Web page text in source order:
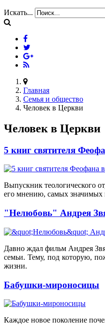
Искать...
Главная
Семья и общество
Человек в Церкви
Человек в Церкви
5 книг святителя
Выпускник теологического
его мнению, самых значимых
"Нелюбовь" Андрея
Давно ждал фильм Андрея
семьи. Тему, под которую,
жизни.
Бабушки-мироносицы
Каждое новое поколение